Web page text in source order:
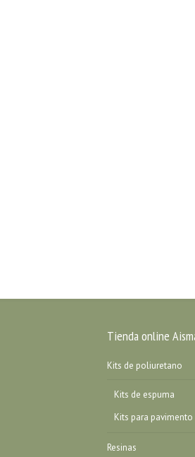
Tienda online
Kits de poliuretano
Kits de espuma
Kits para pavimento
Resinas